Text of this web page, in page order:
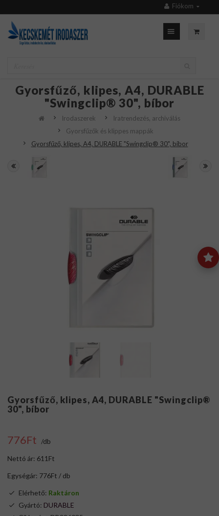
Fiókom
Gyorsfűző, klipes, A4, DURABLE
"Swingclip® 30", bíbor
Irodaszerek
Iratrendezés, archiválás
Gyorsfűzők és klippes mappák
Gyorsfűző, klipes, A4, DURABLE "Swingclip® 30", bíbor
Gyorsfűző, klipes, A4, DURABLE "Swingclip®
30", bíbor
776Ft /db
Nettó ár: 611Ft
Egységár: 776Ft / db
Elérhető: Raktáron
Gyártó: DURABLE